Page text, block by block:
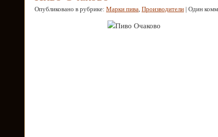
Опубликовано в рубрике: Марки пива, Производители | Один